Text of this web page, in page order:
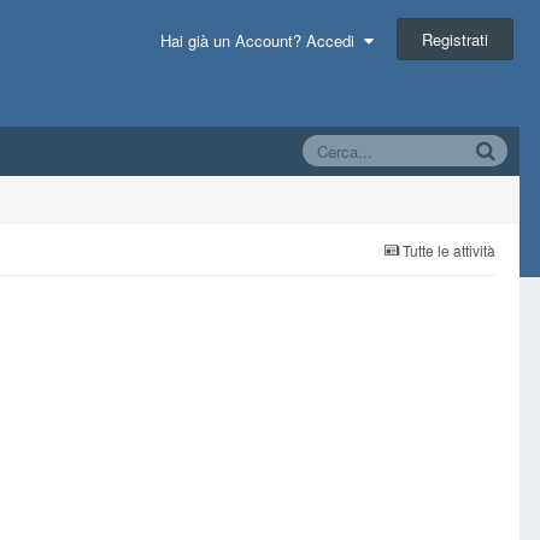
Hai già un Account? Accedi Registrati
Tutte le attività